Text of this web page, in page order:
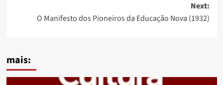
Next:
O Manifesto dos Pioneiros da Educação Nova (1932)
mais: